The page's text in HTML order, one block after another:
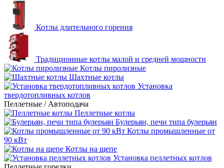
Котлы длительного горения
Традиционные котлы малой и средней мощности
Котлы пиролизные
Шахтные котлы
Установка
твердотопливных котлов
Пеллетные / Автоподача
Пеллетные котлы
Булерьян, печи типа булерьян
Котлы промышленные от
90 кВт
Котлы на щепе
Установка пеллетных котлов